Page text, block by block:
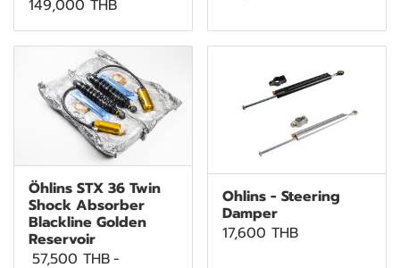
149,000 THB
Öhlins STX 36 Twin
Shock Absorber
Blackline Golden
Reservoir
57,500 THB-
Ohlins - Steering
Damper
17,600 THB